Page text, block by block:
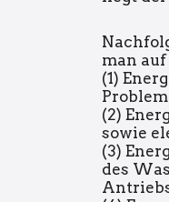
man
(1)
(2)
sowie
(3)
des